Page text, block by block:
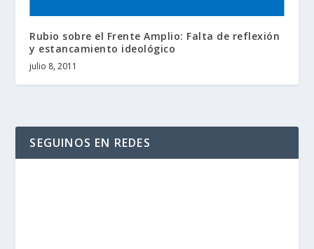
Rubio sobre el Frente Amplio: Falta de reflexión
y estancamiento ideológico
julio 8, 2011
SEGUINOS EN REDES